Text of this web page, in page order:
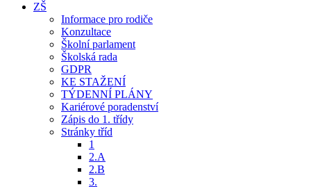
ZŠ
Informace pro rodiče
Konzultace
Školní parlament
Školská rada
GDPR
KE STAŽENÍ
TÝDENNÍ PLÁNY
Kariérové poradenství
Zápis do 1. třídy
Stránky tříd
1
2.A
2.B
3.